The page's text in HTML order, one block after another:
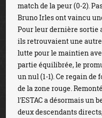
match de la peur (0-2).
Bruno Irles ont vaincu
Pour leur dernière sortie
ils retrouvaient une
lutte pour le maintien
partie équilibrée, le
un nul (1-1). Ce regain
de la zone rouge.
l'ESTAC a désormais un
deux descendants